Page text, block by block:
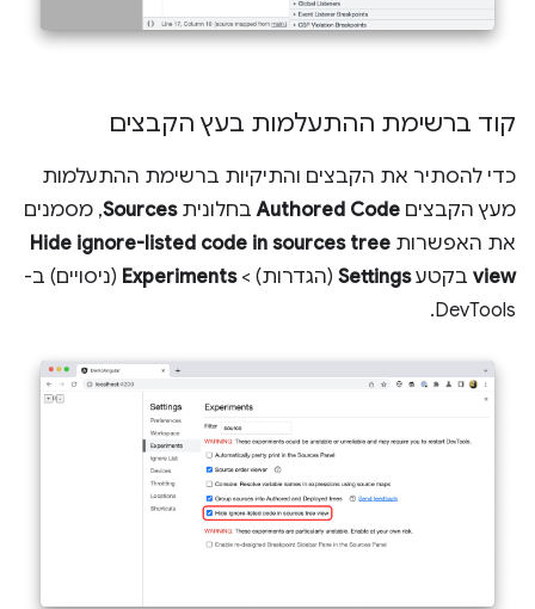
קוד ברשימת ההתעלמות בעץ הקבצים
כדי להסתיר את הקבצים והתיקיות ברשימת ההתעלמות
מעץ הקבצים Authored CodeבחלוניתSources, מסמנים
את האפשרות Hide ignore-listed code in sources tree
view בקטעSettings (הגדרות) >Experiments (ניסויים) ב-
DevTools.